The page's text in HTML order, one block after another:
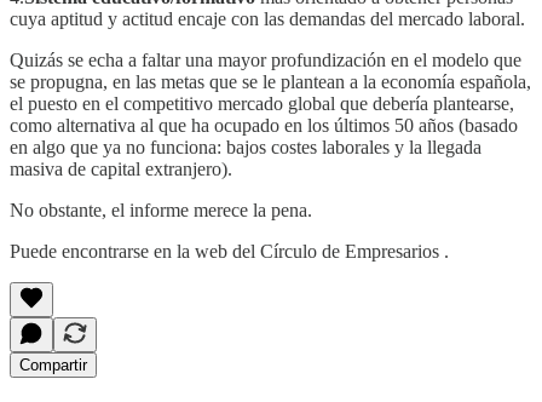
cuya aptitud y actitud encaje con las demandas del mercado laboral.
Quizás se echa a faltar una mayor profundización en el modelo que
se propugna, en las metas que se le plantean a la economía española,
el puesto en el competitivo mercado global que debería plantearse,
como alternativa al que ha ocupado en los últimos 50 años (basado
en algo que ya no funciona: bajos costes laborales y la llegada
masiva de capital extranjero).
No obstante, el informe merece la pena.
Puede encontrarse en la web del Círculo de Empresarios .
Compartir